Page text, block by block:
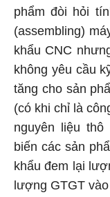
phẩm đòi hỏi
(assembling)
khẩu CNC
không yêu cầu
tăng cho sản
(có khi chỉ là
nguyên liệu thô
biến các sản
khẩu đem lại
lượng GTGT